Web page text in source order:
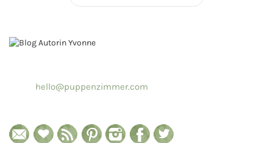
hello@puppenzimmer.com